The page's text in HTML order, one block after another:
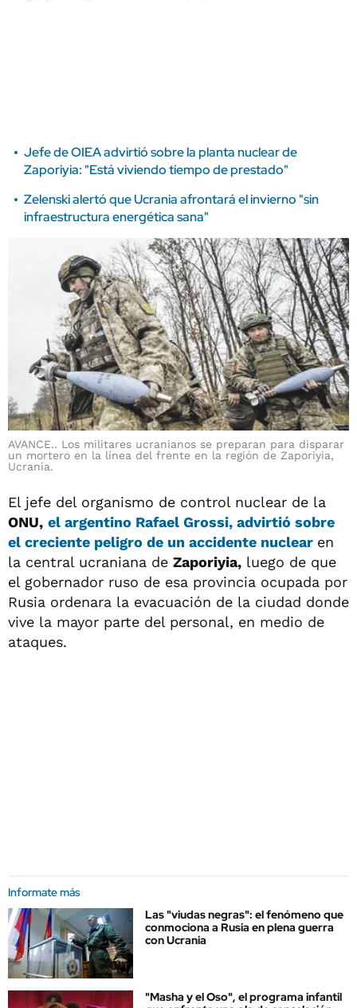
Jefe de OIEA advirtió sobre la planta nuclear de
Zaporiyia: "Está viviendo tiempo de prestado"
Zelenski alertó que Ucrania afrontará el invierno "sin
infraestructura energética sana"
AVANCE.. Los militares ucranianos se preparan para disparar
un mortero en la línea del frente en la región de Zaporiyia,
Ucrania.
El jefe del organismo de control nuclear de la
ONU, el argentino Rafael Grossi, advirtió sobre
el creciente peligro de un accidente nuclear en
la central ucraniana de Zaporiyia, luego de que
el gobernador ruso de esa provincia ocupada por
Rusia ordenara la evacuación de la ciudad donde
vive la mayor parte del personal, en medio de
ataques.
Informate más
Las "viudas negras": el fenómeno que
conmociona a Rusia en plena guerra
con Ucrania
"Masha y el Oso", el programa infantil